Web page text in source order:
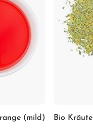
(mild) Bio